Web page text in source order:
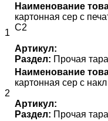
1
Наименование
картонная сер с
С2
Артикул:
Раздел: Прочая
2
Наименование
картонная сер с
Артикул:
Раздел: Прочая